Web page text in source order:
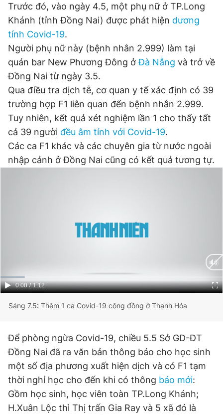
Theo dõi báo trên
Hotline
0906 645 777
Liên hệ quảng cáo
0908 780 404
Đặt báo Quảng cáo RSS Tòa soạn Chính sách bảo
Tổng biên tập: Nguyễn Ngọc Toàn
Phó tổng biên tập thường trực: Hải Thành
Phó tổng biên tập: Lâm Hiếu Dũng
Phó tổng biên tập: Trần Việt Hưng
Tổng thư ký tòa soạn: Đức Trung
Giấy phép xuất bản số 110/GP - BTTTT cấp ngày 24.3.2020
© 2003-2026 Bản quyền thuộc về Báo Thanh Niên. Cấm sao
Trước đó, vào ngày 4.5, một phụ nữ ở TP.Long
Khánh (tỉnh Đồng Nai) được phát hiện dương
tính Covid-19.
Người phụ nữ này (bệnh nhân 2.999) làm tại
quán bar New Phương Đông ởĐà Nẵng và trở về
Đồng Nai từ ngày 3.5.
Qua điều tra dịch tễ, cơ quan y tế xác định có 39
trường hợp F1 liên quan đến bệnh nhân 2.999.
Tuy nhiên, kết quả xét nghiệm lần 1 cho thấy tất
cả 39 người đều âm tính với Covid-19.
Các ca F1 khác và các chuyên gia từ nước ngoài
nhập cảnh ở Đồng Nai cũng có kết quả tương tự.
Current
0:00 / Duration
1:12
Sáng 7.5: Thêm 1 ca Covid-19 cộng đồng ở Thanh Hóa
Để phòng ngừa Covid-19, chiều 5.5 Sở GD-ĐT
Đồng Nai đã ra văn bản thông báo cho học sinh
một số địa phương xuất hiện dịch và có F1 tạm
thời nghỉ học cho đến khi có thông báo mới:
Gồm học sinh, học viên toàn TP.Long Khánh;
H.Xuân Lộc thì Thị trấn Gia Ray và 5 xã đó là